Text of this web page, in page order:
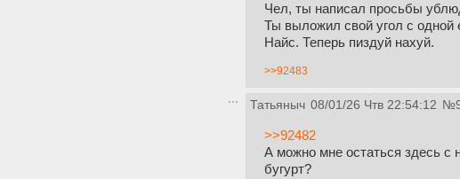
Чел, ты написал просьбы
Ты выложил свой угол с одной
Найс. Теперь пиздуй нахуй.
>>92483
Татьяныч 08/01/26 Чтв 22:54:12 №
>>92482
А можно мне остаться здесь с
бугурт?